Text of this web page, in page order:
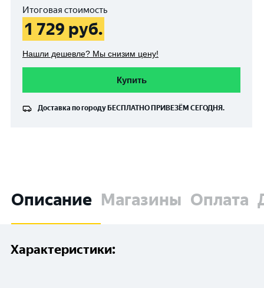
Итоговая стоимость
1 729 руб.
Нашли дешевле? Мы снизим цену!
Купить
Доставка по городу БЕСПЛАТНО ПРИВЕЗЁМ СЕГОДНЯ.
Описание Магазины Оплата
Характеристики: